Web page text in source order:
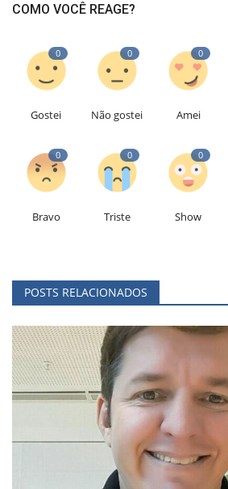
COMO VOCÊ REAGE?
0
Gostei
0
Não gostei
0
Amei
0
Bravo
0
Triste
0
Show
POSTS RELACIONADOS